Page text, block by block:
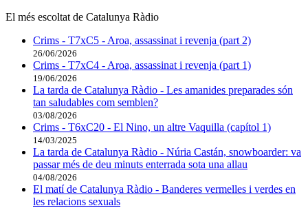
El més escoltat de Catalunya Ràdio
Crims - T7xC5 - Aroa, assassinat i revenja (part 2)
26/06/2026
Crims - T7xC4 - Aroa, assassinat i revenja (part 1)
19/06/2026
La tarda de Catalunya Ràdio - Les amanides preparades són
tan saludables com semblen?
03/08/2026
Crims - T6xC20 - El Nino, un altre Vaquilla (capítol 1)
14/03/2025
La tarda de Catalunya Ràdio - Núria Castán, snowboarder: va
passar més de deu minuts enterrada sota una allau
04/08/2026
El matí de Catalunya Ràdio - Banderes vermelles i verdes en
les relacions sexuals